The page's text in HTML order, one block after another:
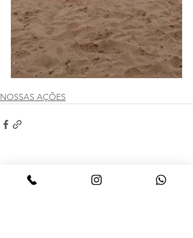
NOSSAS AÇÕES